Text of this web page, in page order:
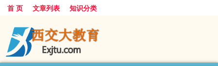
首 页 文章列表 知识分类